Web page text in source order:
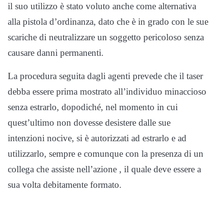
il suo utilizzo è stato voluto anche come alternativa
alla pistola d’ordinanza, dato che è in grado con le sue
scariche di neutralizzare un soggetto pericoloso senza
causare danni permanenti.
La procedura seguita dagli agenti prevede che il taser
debba essere prima mostrato all’individuo minaccioso
senza estrarlo, dopodiché, nel momento in cui
quest’ultimo non dovesse desistere dalle sue
intenzioni nocive, si è autorizzati ad estrarlo e ad
utilizzarlo, sempre e comunque con la presenza di un
collega che assiste nell’azione , il quale deve essere a
sua volta debitamente formato.